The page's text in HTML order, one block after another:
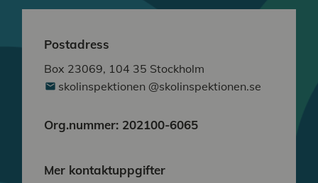
Postadress
Box 23069, 104 35 Stockholm
skolinspektionen @skolinspektionen.se
Org.nummer: 202100-6065
Mer kontaktuppgifter